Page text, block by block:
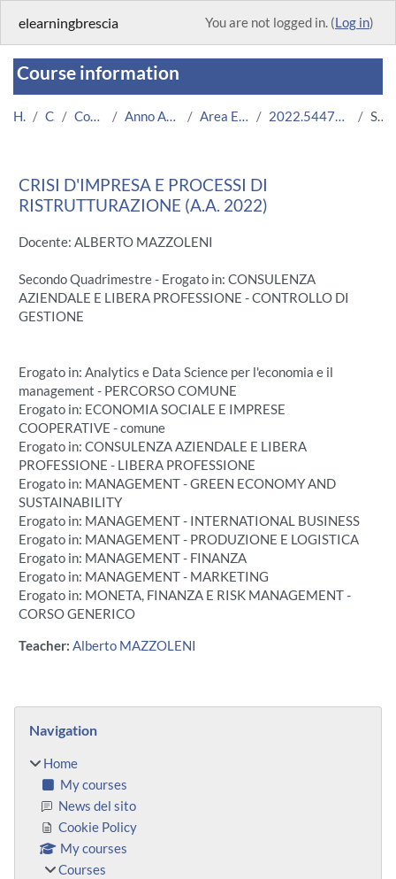
elearningbrescia You are not logged in. (Log in)
Course information
Home Courses Corsi Istituzionali Anno Accademico 2022/2023 Area Economico-Statistica 2022.54471.2011.33.A003056.N0_8517 Summary
CRISI D'IMPRESA E PROCESSI DI
RISTRUTTURAZIONE (A.A. 2022)
Docente: ALBERTO MAZZOLENI
Secondo Quadrimestre - Erogato in: CONSULENZA
AZIENDALE E LIBERA PROFESSIONE - CONTROLLO DI
GESTIONE
Erogato in: Analytics e Data Science per l'economia e il
management - PERCORSO COMUNE
Erogato in: ECONOMIA SOCIALE E IMPRESE
COOPERATIVE - comune
Erogato in: CONSULENZA AZIENDALE E LIBERA
PROFESSIONE - LIBERA PROFESSIONE
Erogato in: MANAGEMENT - GREEN ECONOMY AND
SUSTAINABILITY
Erogato in: MANAGEMENT - INTERNATIONAL BUSINESS
Erogato in: MANAGEMENT - PRODUZIONE E LOGISTICA
Erogato in: MANAGEMENT - FINANZA
Erogato in: MANAGEMENT - MARKETING
Erogato in: MONETA, FINANZA E RISK MANAGEMENT -
CORSO GENERICO
Teacher: Alberto MAZZOLENI
Blocks
Navigation
Home
My courses
News del sito
Cookie Policy
My courses
Courses